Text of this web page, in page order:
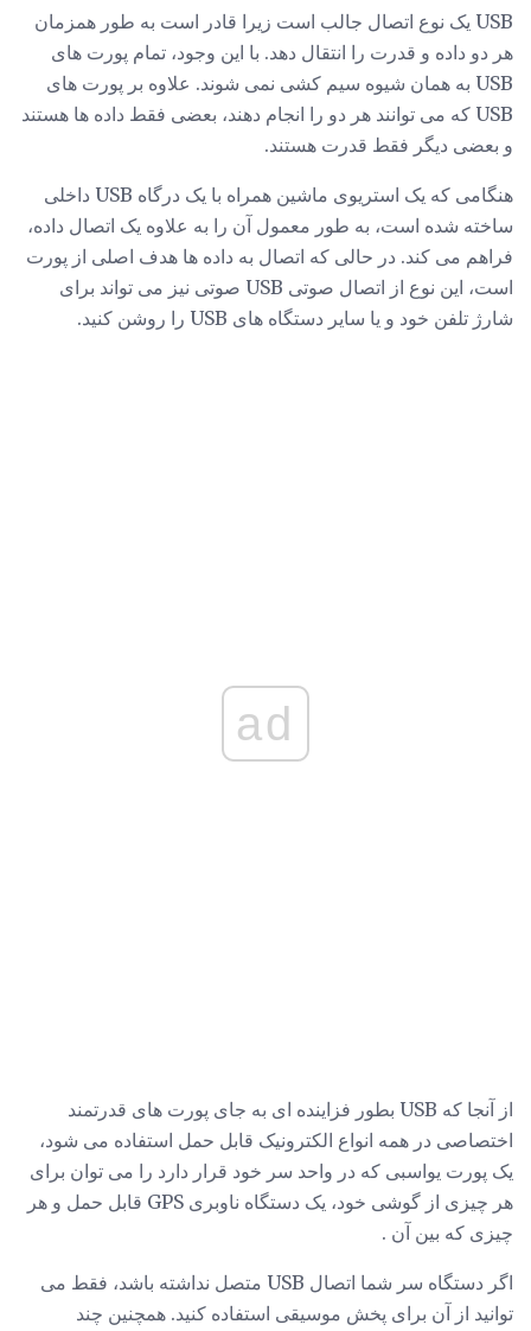
USB یک نوع اتصال جالب است زیرا قادر است به طور همزمان
هر دو داده و قدرت را انتقال دهد. با این وجود، تمام پورت های
USB به همان شیوه سیم کشی نمی شوند. علاوه بر پورت های
USB که می توانند هر دو را انجام دهند، بعضی فقط داده ها هستند
و بعضی دیگر فقط قدرت هستند.
هنگامی که یک استریوی ماشین همراه با یک درگاه USB داخلی
ساخته شده است، به طور معمول آن را به علاوه یک اتصال داده،
فراهم می کند. در حالی که اتصال به داده ها هدف اصلی از پورت
است، این نوع از اتصال صوتی USB صوتی نیز می تواند برای
شارژ تلفن خود و یا سایر دستگاه های USB را روشن کنید.
ad
از آنجا که USB بطور فزاینده ای به جای پورت های قدرتمند
اختصاصی در همه انواع الکترونیک قابل حمل استفاده می شود،
یک پورت یواسبی که در واحد سر خود قرار دارد را می توان برای
هر چیزی از گوشی خود، یک دستگاه ناوبری GPS قابل حمل و هر
چیزی که بین آن .
اگر دستگاه سر شما اتصال USB متصل نداشته باشد، فقط می
توانید از آن برای پخش موسیقی استفاده کنید. همچنین چند